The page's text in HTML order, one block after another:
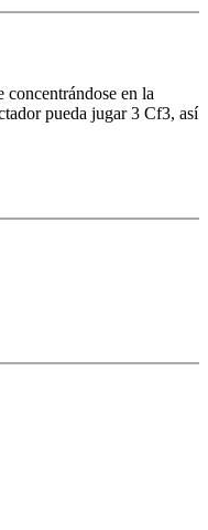
en la
pueda jugar 3 Cf3, así
to enter the solution. With
a large function bar